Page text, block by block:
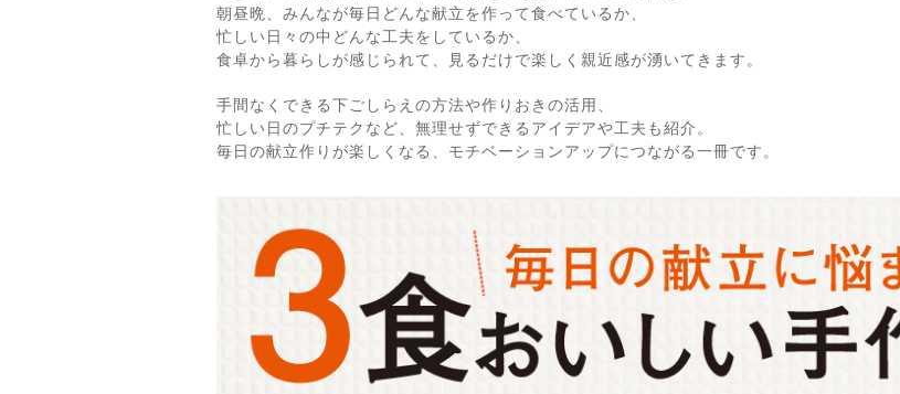
朝昼晩、みんなが毎日どんな献立を作って食べているか、
忙しい日々の中どんな工夫をしているか、
食卓から暮らしが感じられて、見るだけで楽しく親近感が湧いてきます。
手間なくできる下ごしらえの方法や作りおきの活用、
忙しい日のプチテクなど、無理せずできるアイデアや工夫も紹介。
毎日の献立作りが楽しくなる、モチベーションアップにつながる一冊です。